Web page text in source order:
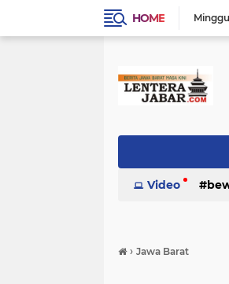
HOME Minggu
Video
› Jawa Barat